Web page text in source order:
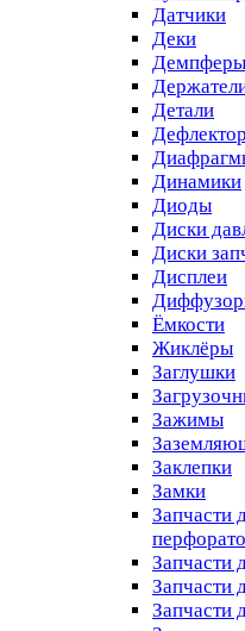
Датчики
Деки
Демпферы
Детали
Динамики
Диоды
Диски
Диски
Дисплеи
Ёмкости
Жиклёры
Заглушки
Зажимы
Заклепки
Замки
Запчасти
Запчасти
Запчасти
Запчасти